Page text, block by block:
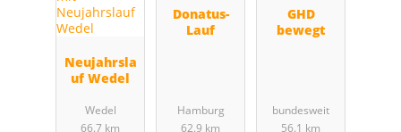
Neujahrsla
uf Wedel
Wedel
66.7 km
Donatus-
Lauf
Hamburg
62.9 km
GHD
bewegt
bundesweit
56.1 km